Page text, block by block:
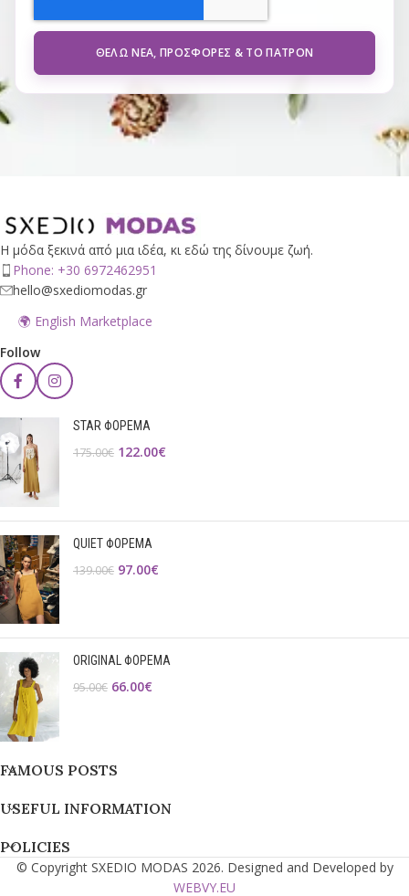
ΘΈΛΩ ΝΈΑ, ΠΡΟΣΦΟΡΈΣ & ΤΟ ΠΑΤΡΌΝ
Η μόδα ξεκινά από μια ιδέα, κι εδώ της δίνουμε ζωή.
Phone: +30 6972462951
hello@sxediomodas.gr
🌍 English Marketplace
Follow
STAR ΦΟΡΕΜΑ
175.00€ 122.00€
QUIET ΦΟΡΕΜΑ
139.00€ 97.00€
ORIGINAL ΦΟΡΕΜΑ
95.00€ 66.00€
FAMOUS POSTS
USEFUL INFORMATION
POLICIES
© Copyright SXEDIO MODAS 2026. Designed and Developed by
WEBVY.EU